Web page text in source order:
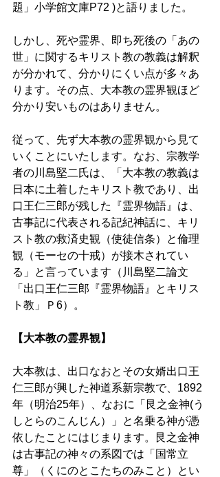
題」小学館文庫P72 )と語りました。
しかし、死や霊界、即ち死後の「あの
世」に関するキリスト教の教義は解釈
が分かれて、分かりにくい点が多々あ
ります。その点、大本教の霊界観ほど
分かり安いものはありません。
従って、先ず大本教の霊界観から見て
いくことにいたします。なお、宗教学
者の川島堅二氏は、「大本教の教義は
日本に土着したキリスト教であり、出
口王仁三郎が残した『霊界物語』は、
古事記に代表される記紀神話に、キリ
スト教の救済史観（使徒信条）と倫理
観（モーセの十戒）が接木されてい
る」と言っています（川島堅二論文
「出口王仁三郎『霊界物語』とキリス
ト教」Ｐ6）。
【大本教の霊界観】
大本教は、出口なおとその女婿出口王
仁三郎が興した神道系新宗教で、1892
年（明治25年）、なおに「艮之金神(う
しとらのこんじん）」と名乗る神が憑
依したことにはじまります。艮之金神
は古事記の神々の系図では「国常立
尊」（くにのとこたちのみこと）とい